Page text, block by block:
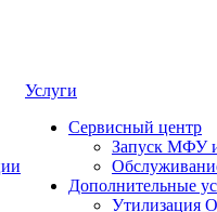
Услуги
Сервисный центр
Запуск МФУ
Дополнительные
Утилизация